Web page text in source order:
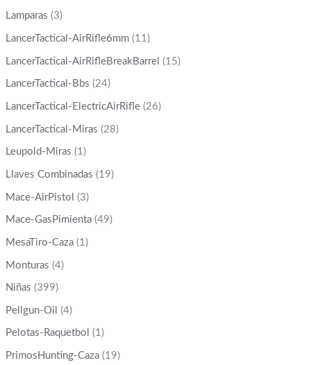
Lamparas (3)
LancerTactical-AirRifle6mm (11)
LancerTactical-AirRifleBreakBarrel (15)
LancerTactical-Bbs (24)
LancerTactical-ElectricAirRifle (26)
LancerTactical-Miras (28)
Leupold-Miras (1)
Llaves Combinadas (19)
Mace-AirPistol (3)
Mace-GasPimienta (49)
MesaTiro-Caza (1)
Monturas (4)
Niñas (399)
Pellgun-Oil (4)
Pelotas-Raquetbol (1)
PrimosHunting-Caza (19)